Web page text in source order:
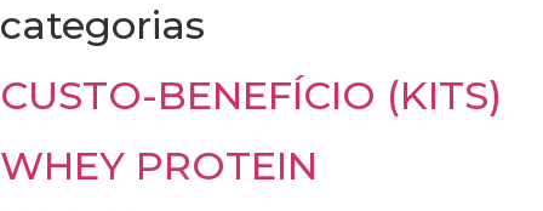
categorias
CUSTO-BENEFÍCIO (KITS)
WHEY PROTEIN